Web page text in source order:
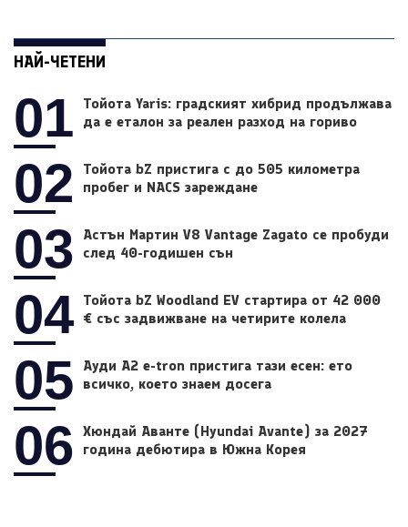
НАЙ-ЧЕТЕНИ
01
Тойота Yaris: градският хибрид продължава
да е еталон за реален разход на гориво
02
Тойота bZ пристига с до 505 километра
пробег и NACS зареждане
03
Астън Мартин V8 Vantage Zagato се пробуди
след 40-годишен сън
04 Тойота bZ Woodland EV стартира от 42 000
€ със задвижване на четирите колела
05
Ауди A2 e-tron пристига тази есен: ето
всичко, което знаем досега
06
Хюндай Аванте (Hyundai Avante) за 2027
година дебютира в Южна Корея